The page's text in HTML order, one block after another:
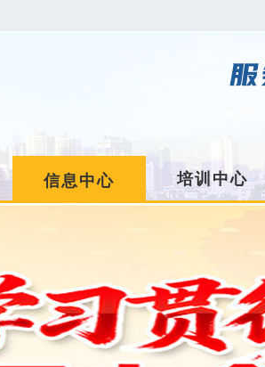
信息中心 培训中心